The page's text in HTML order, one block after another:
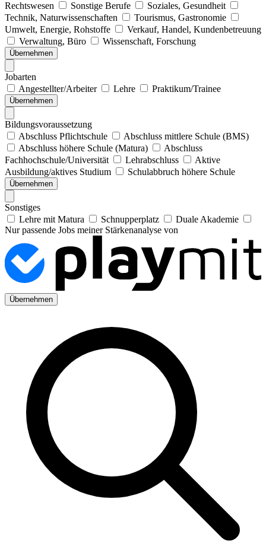
Rechtswesen
Sonstige Berufe
Soziales, Gesundheit
Technik, Naturwissenschaften
Tourismus, Gastronomie
Umwelt, Energie, Rohstoffe
Verkauf, Handel, Kundenbetreuung
Verwaltung, Büro
Wissenschaft, Forschung
Übernehmen
Jobarten
Angestellter/Arbeiter
Lehre Praktikum/Trainee
Übernehmen
Bildungsvoraussetzung
Abschluss Pflichtschule
Abschluss mittlere Schule (BMS)
Abschluss höhere Schule (Matura)
Abschluss
Fachhochschule/Universität
Lehrabschluss
Aktive
Ausbildung/aktives Studium
Schulabbruch höhere Schule
Übernehmen
Sonstiges
Lehre mit Matura
Schnupperplatz
Duale Akademie
Nur passende Jobs meiner Stärkenanalyse von
Übernehmen